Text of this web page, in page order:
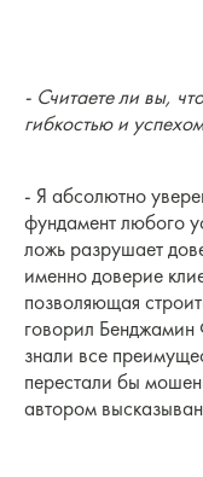
- Считаете ли вы,
гибкостью и
- Я абсолютно
фундамент любого
ложь разрушает
именно доверие
позволяющая
говорил
знали все
перестали бы
автором